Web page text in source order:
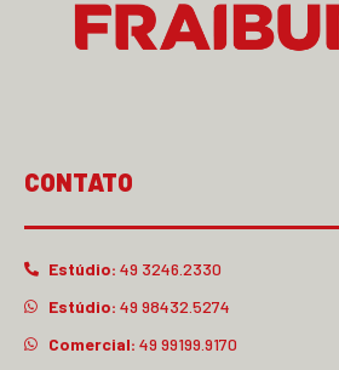
CONTATO
Estúdio: 49 3246.2330
Estúdio: 49 98432.5274
Comercial: 49 99199.9170